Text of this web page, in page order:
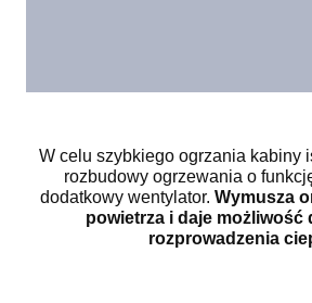
W celu szybkiego ogrzania kabiny
rozbudowy ogrzewania o
dodatkowy wentylator. Wymusza
powietrza i daje możliwość
rozprowadzenia